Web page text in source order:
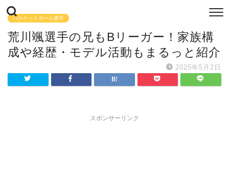
バスケットボール選手
荒川颯選手の兄もBリーガー！家族構
成や経歴・モデル活動もまるっと紹介
2025年5月2日
スポンサーリンク